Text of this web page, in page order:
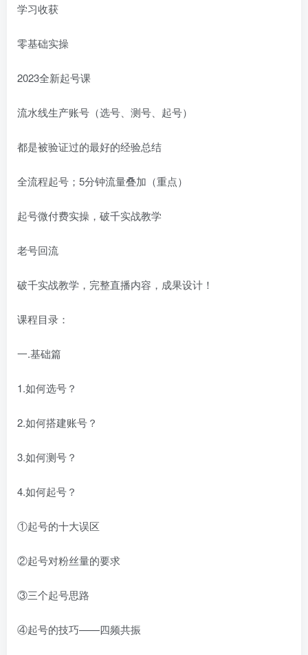
学习收获
零基础实操
2023全新起号课
流水线生产账号（选号、测号、起号）
都是被验证过的最好的经验总结
全流程起号；5分钟流量叠加（重点）
起号微付费实操，破千实战教学
老号回流
破千实战教学，完整直播内容，成果设计！
课程目录：
一.基础篇
1.如何选号？
2.如何搭建账号？
3.如何测号？
4.如何起号？
①起号的十大误区
②起号对粉丝量的要求
③三个起号思路
④起号的技巧——四频共振